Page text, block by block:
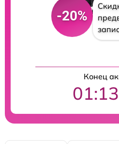
-20%
Конец